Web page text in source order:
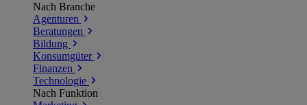
Nach Branche
Agenturen
Beratungen
Bildung
Konsumgüter
Finanzen
Technologie
Nach Funktion